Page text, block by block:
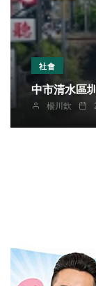
社會
中市清水區
楊川欽